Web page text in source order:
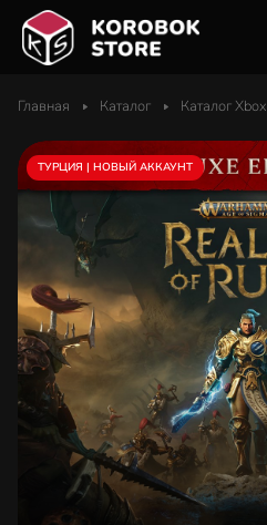
Главная Каталог Каталог Xbox
ТУРЦИЯ | НОВЫЙ АККАУНТ